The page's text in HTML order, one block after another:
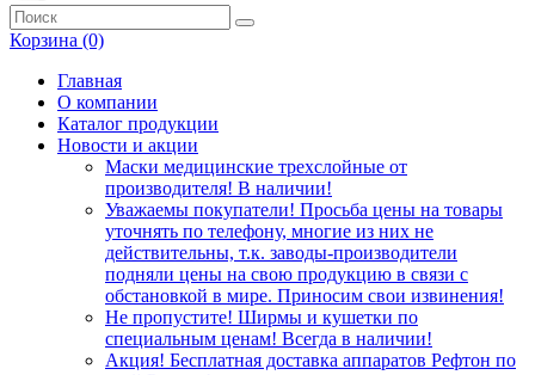
Корзина (0)
Главная
О компании
Каталог продукции
Новости и акции
Маски медицинские трехслойные от
производителя! В наличии!
Уважаемы покупатели! Просьба цены на товары
уточнять по телефону, многие из них не
действительны, т.к. заводы-производители
подняли цены на свою продукцию в связи с
обстановкой в мире. Приносим свои извинения!
Не пропустите! Ширмы и кушетки по
специальным ценам! Всегда в наличии!
Акция! Бесплатная доставка аппаратов Рефтон по